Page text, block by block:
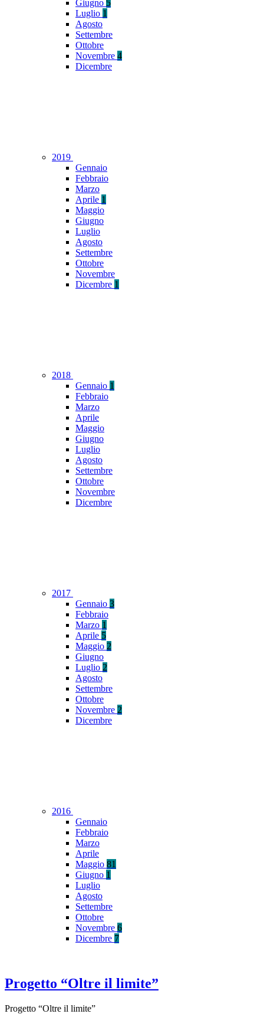
Giugno 5
Luglio 1
Agosto
Settembre
Ottobre
Novembre 4
Dicembre
2019
Gennaio
Febbraio
Marzo
Aprile 1
Maggio
Giugno
Luglio
Agosto
Settembre
Ottobre
Novembre
Dicembre 1
2018
Gennaio 1
Febbraio
Marzo
Aprile
Maggio
Giugno
Luglio
Agosto
Settembre
Ottobre
Novembre
Dicembre
2017
Gennaio 3
Febbraio
Marzo 1
Aprile 5
Maggio 2
Giugno
Luglio 2
Agosto
Settembre
Ottobre
Novembre 2
Dicembre
2016
Gennaio
Febbraio
Marzo
Aprile
Maggio 81
Giugno 1
Luglio
Agosto
Settembre
Ottobre
Novembre 6
Dicembre 7
Progetto “Oltre il limite”
Progetto “Oltre il limite”